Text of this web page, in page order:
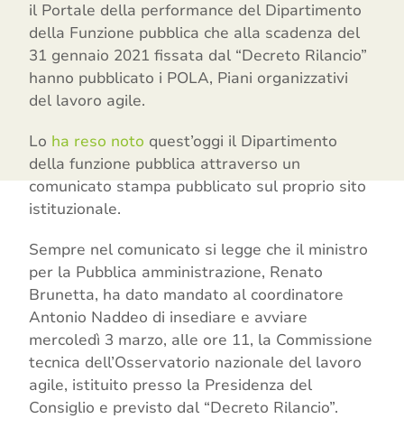
il Portale della performance del Dipartimento
della Funzione pubblica che alla scadenza del
31 gennaio 2021 fissata dal “Decreto Rilancio”
hanno pubblicato i POLA, Piani organizzativi
del lavoro agile.
Lo ha reso noto quest’oggi il Dipartimento
della funzione pubblica attraverso un
comunicato stampa pubblicato sul proprio sito
istituzionale.
Sempre nel comunicato si legge che il ministro
per la Pubblica amministrazione, Renato
Brunetta, ha dato mandato al coordinatore
Antonio Naddeo di insediare e avviare
mercoledì 3 marzo, alle ore 11, la Commissione
tecnica dell’Osservatorio nazionale del lavoro
agile, istituito presso la Presidenza del
Consiglio e previsto dal “Decreto Rilancio”.